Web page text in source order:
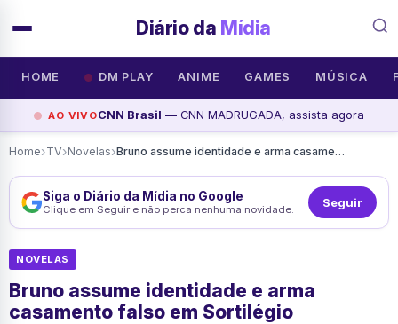
Diário da Mídia
HOME DM PLAY ANIME GAMES MÚSICA
AO VIVOCNN Brasil — CNN MADRUGADA, assista agora
Home›TV›Novelas› Bruno assume identidade e arma casamento falso em Sortilégio
Siga o Diário da Mídia no Google
Clique em Seguir e não perca nenhuma novidade. Seguir
NOVELAS
Bruno assume identidade e arma
casamento falso em Sortilégio